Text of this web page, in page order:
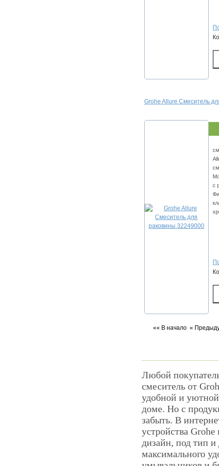
Grohe Allure Смеситель
с
«« В начало «
Любой
смеситель от
удобной и
доме. Но с
забыть. В
устройства
дизайн, под тип и
максимального